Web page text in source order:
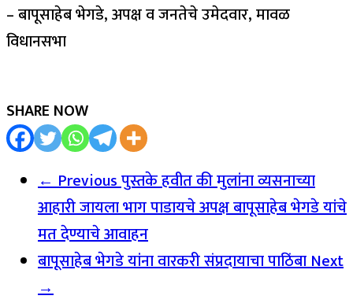
– बापूसाहेब भेगडे, अपक्ष व जनतेचे उमेदवार, मावळ
विधानसभा
SHARE NOW
← Previousपुस्तके हवीत की मुलांना व्यसनाच्या
आहारी जायला भाग पाडायचे अपक्ष बापूसाहेब भेगडे यांचे
मत देण्याचे आवाहन
बापूसाहेब भेगडे यांना वारकरी संप्रदायाचा पाठिंबाNext
→